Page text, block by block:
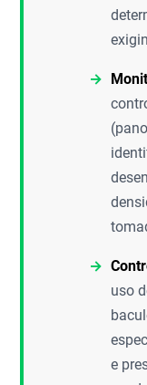
uso
e